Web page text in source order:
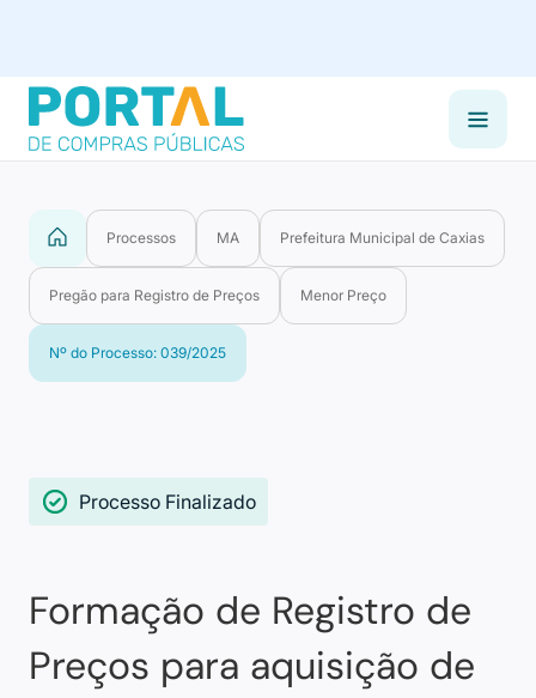
Processos MA Prefeitura Municipal de Caxias
Pregão para Registro de Preços Menor Preço
Nº do Processo: 039/2025
Processo Finalizado
Formação de Registro de
Preços para aquisição de